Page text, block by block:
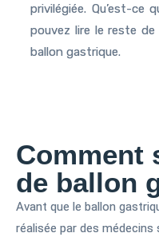
privilégiée. Qu’est-ce
pouvez lire le reste
ballon gastrique.
Comment
de ballon
Avant que le ballon
réalisée par des